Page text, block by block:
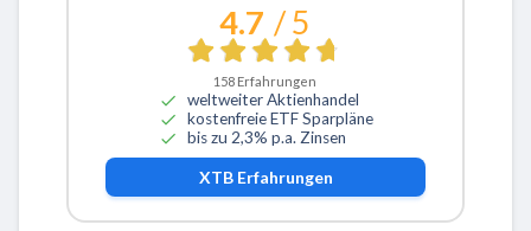
4.7 / 5
158 Erfahrungen
weltweiter Aktienhandel
kostenfreie ETF Sparpläne
bis zu 2,3% p.a. Zinsen
XTBErfahrungen